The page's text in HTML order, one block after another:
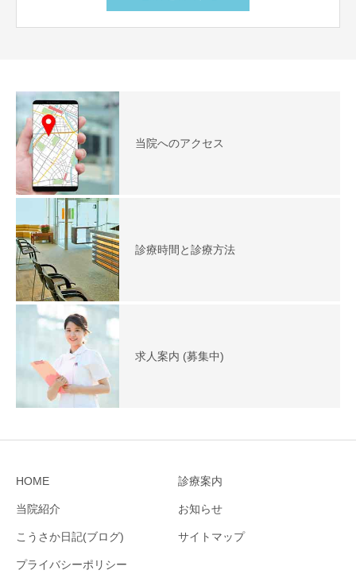
当院へのアクセス
診療時間と診療方法
求人案内 (募集中)
HOME 診療案内
当院紹介 お知らせ
こうさか日記(ブログ) サイトマップ
プライバシーポリシー